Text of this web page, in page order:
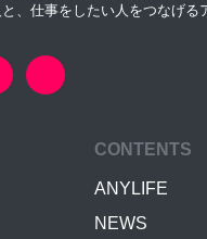
、仕事をしたい人をつなげる
CONTENTS
ANYLIFE
NEWS